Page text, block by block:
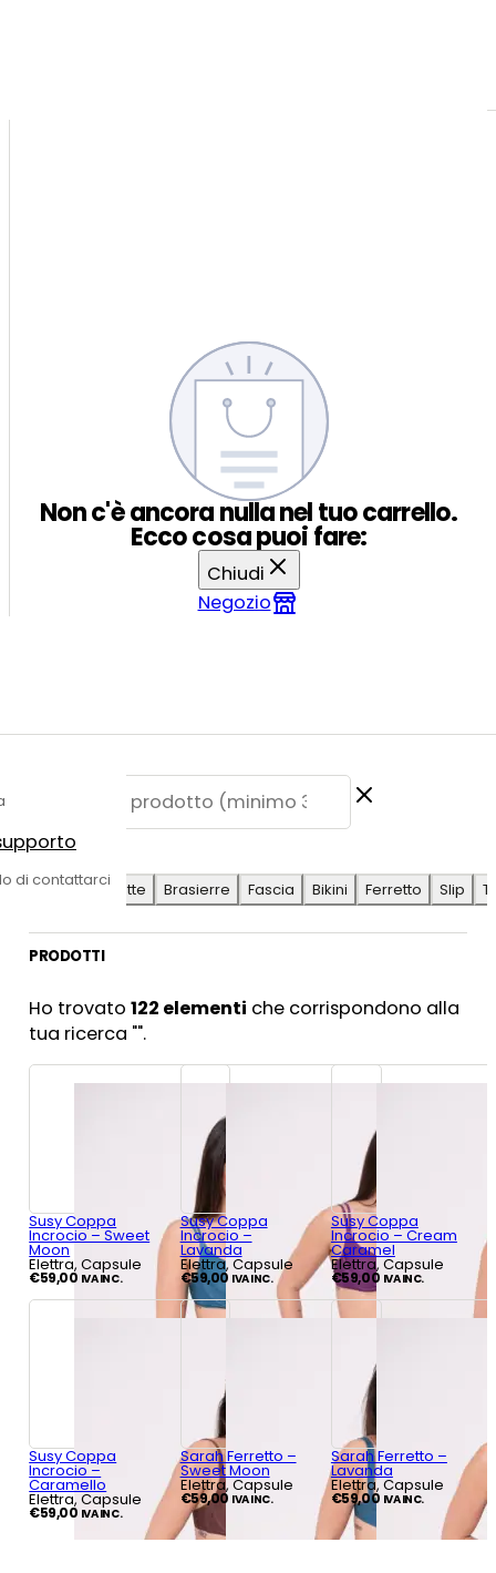
di contattarci
Non c'è ancora nulla nel tuo carrello.
Ecco cosa puoi fare:
Chiudi
Negozio
SUGGERITE
Antilope
Coulotte Brasierre Fascia Bikini Ferretto Slip
PRODOTTI
Ho trovato122 elementi che corrispondono alla
tua ricerca "".
Susy Coppa
Incrocio – Sweet
Moon
Elettra, Capsule
€59,00 IVA INC.
Susy Coppa
Incrocio –
Lavanda
Elettra, Capsule
€59,00 IVA INC.
Susy Coppa
Incrocio – Cream
Caramel
Elettra, Capsule
€59,00 IVA INC.
Susy Coppa
Incrocio –
Caramello
Elettra, Capsule
€59,00 IVA INC.
Sarah Ferretto –
Sweet Moon
Elettra, Capsule
€59,00 IVA INC.
Sarah Ferretto –
Lavanda
Elettra, Capsule
€59,00 IVA INC.